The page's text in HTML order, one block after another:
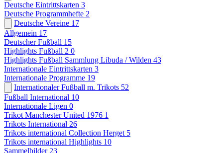
Deutsche Eintrittskarten 3
Deutsche Programmhefte 2
Deutsche Vereine 17
Allgemein 17
Deutscher Fußball 15
Highlights Fußball 2 0
Highlights Fußball Sammlung Libuda / Wilden 43
Internationale Eintrittskarten 3
Internationale Programme 19
Internationaler Fußball m. Trikots 52
Fußball International 10
Internationale Ligen 0
Trikot Manchester United 1976 1
Trikots International 26
Trikots international Collection Herget 5
Trikots international Highlights 10
Sammelbilder 23